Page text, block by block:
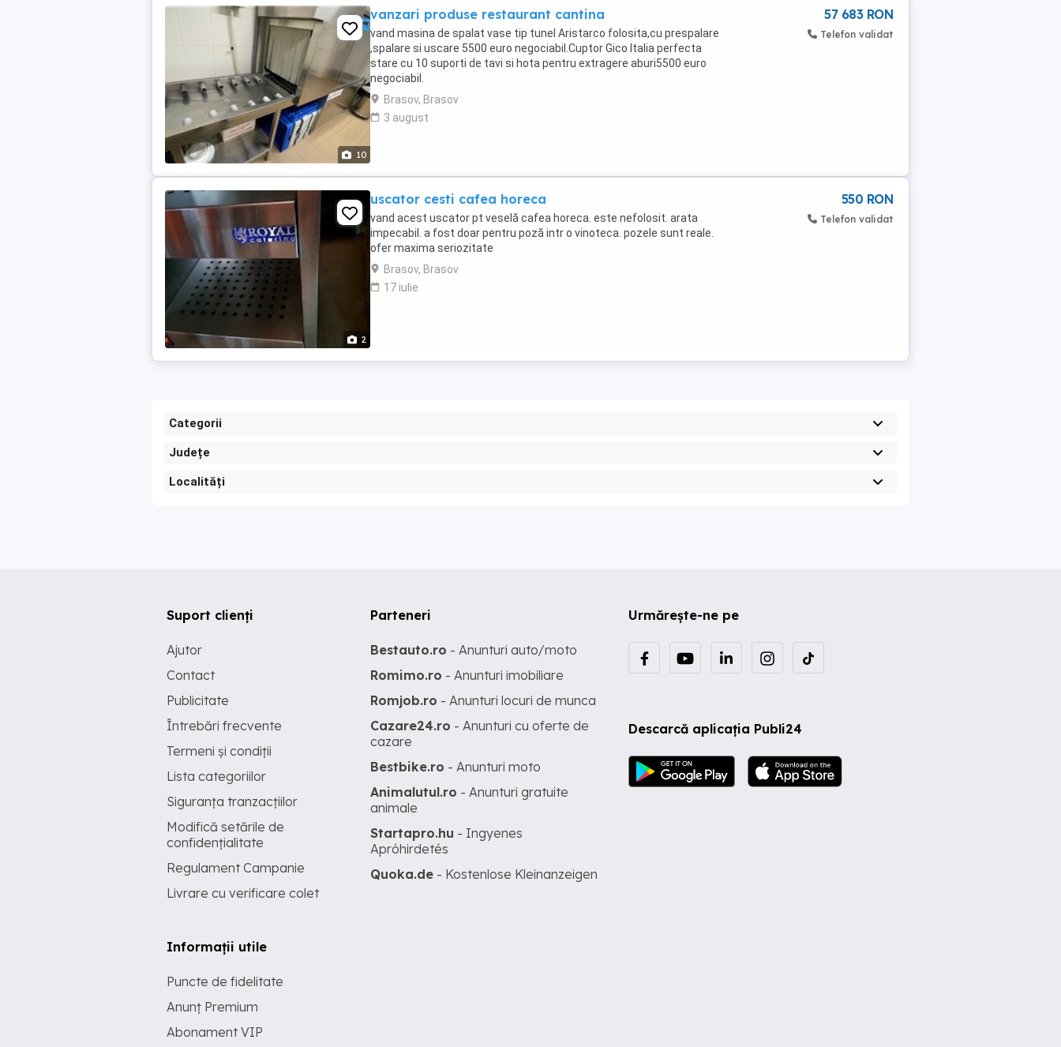
10
vanzari produse restaurant cantina
vand masina de spalat vase tip tunel Aristarco folosita,cu prespalare
,spalare si uscare 5500 euro negociabil.Cuptor Gico Italia perfecta
stare cu 10 suporti de tavi si hota pentru extragere aburi5500 euro
negociabil.
Brasov, Brasov
3 august
57 683 RON
Telefon validat
2
uscator cesti cafea horeca
vand acest uscator pt veselă cafea horeca. este nefolosit. arata
impecabil. a fost doar pentru poză intr o vinoteca. pozele sunt reale.
ofer maxima seriozitate
Brasov, Brasov
17 iulie
550 RON
Telefon validat
Categorii
Județe
Localități
Urmărește-ne pe
Descarcă aplicația Publi24
Suport clienți
Ajutor
Contact
Publicitate
Întrebări frecvente
Termeni și condiții
Lista categoriilor
Siguranța tranzacțiilor
Modifică setările de
confidențialitate
Regulament Campanie
Livrare cu verificare colet
Informații utile
Puncte de fidelitate
Anunț Premium
Abonament VIP
Parteneri
Bestauto.ro - Anunturi auto/moto
Romimo.ro - Anunturi imobiliare
Romjob.ro - Anunturi locuri de munca
Cazare24.ro - Anunturi cu oferte de
cazare
Bestbike.ro - Anunturi moto
Animalutul.ro - Anunturi gratuite
animale
Startapro.hu - Ingyenes
Apróhirdetés
Quoka.de - Kostenlose Kleinanzeigen